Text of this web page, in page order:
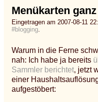
Menükarten
Eingetragen am 2007-08-11
#blogging.
Warum in die Ferne
nah: Ich habe ja bereits
Sammler berichtet, jetzt
einer
aufgestöbert: